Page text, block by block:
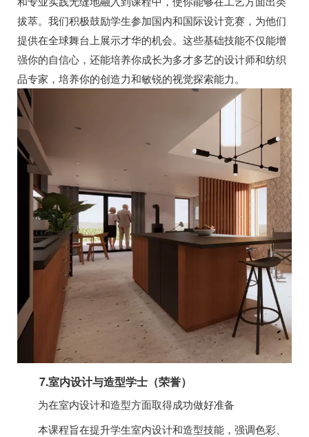
拔萃。我们积极鼓励学生参加国内和国际设计竞赛，为他们
提供在全球舞台上展示才华的机会。这些基础技能不仅能增
强你的自信心，还能培养你成长为多才多艺的设计师和纺织
品专家，培养你的创造力和敏锐的视觉探索能力。
7.室内设计与造型学士（荣誉）
为在室内设计和造型方面取得成功做好准备
本课程旨在提升学生室内设计和造型技能，强调色彩、